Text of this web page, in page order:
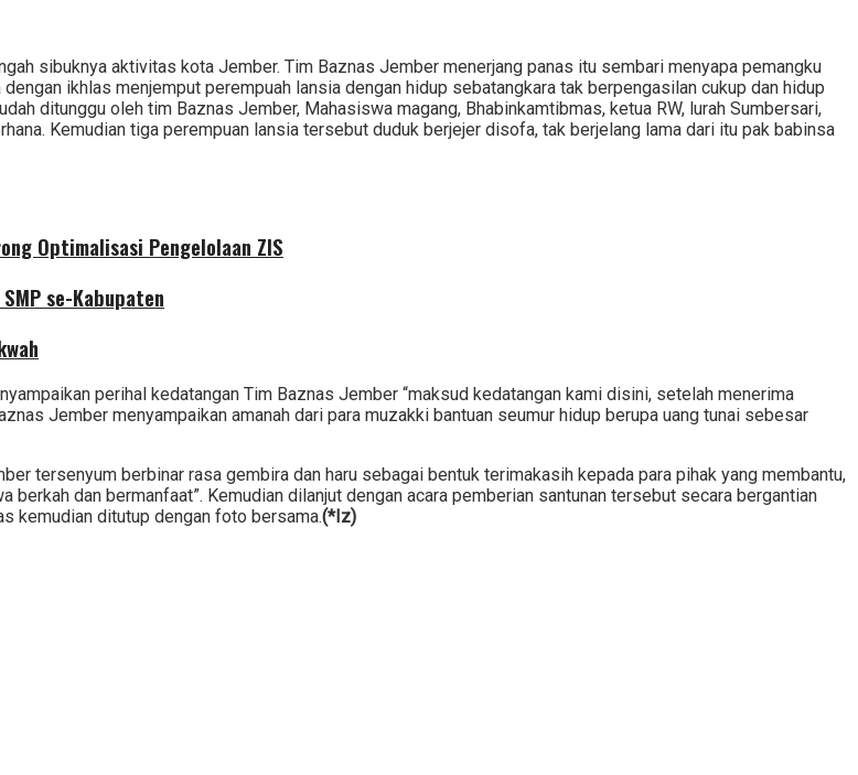
sibuknya aktivitas kota Jember. Tim Baznas Jember menerjang panas itu sembari menyapa pemangku
ikhlas menjemput perempuah lansia dengan hidup sebatangkara tak berpengasilan cukup dan hidup
ditunggu oleh tim Baznas Jember, Mahasiswa magang, Bhabinkamtibmas, ketua RW, lurah Sumbersari,
Kemudian tiga perempuan lansia tersebut duduk berjejer disofa, tak berjelang lama dari itu pak babinsa
Optimalisasi Pengelolaan ZIS
se-Kabupaten
perihal kedatangan Tim Baznas Jember “maksud kedatangan kami disini, setelah menerima
Jember menyampaikan amanah dari para muzakki bantuan seumur hidup berupa uang tunai sebesar
tersenyum berbinar rasa gembira dan haru sebagai bentuk terimakasih kepada para pihak yang membantu,
berkah dan bermanfaat”. Kemudian dilanjut dengan acara pemberian santunan tersebut secara bergantian
kemudian ditutup dengan foto bersama.(*Iz)